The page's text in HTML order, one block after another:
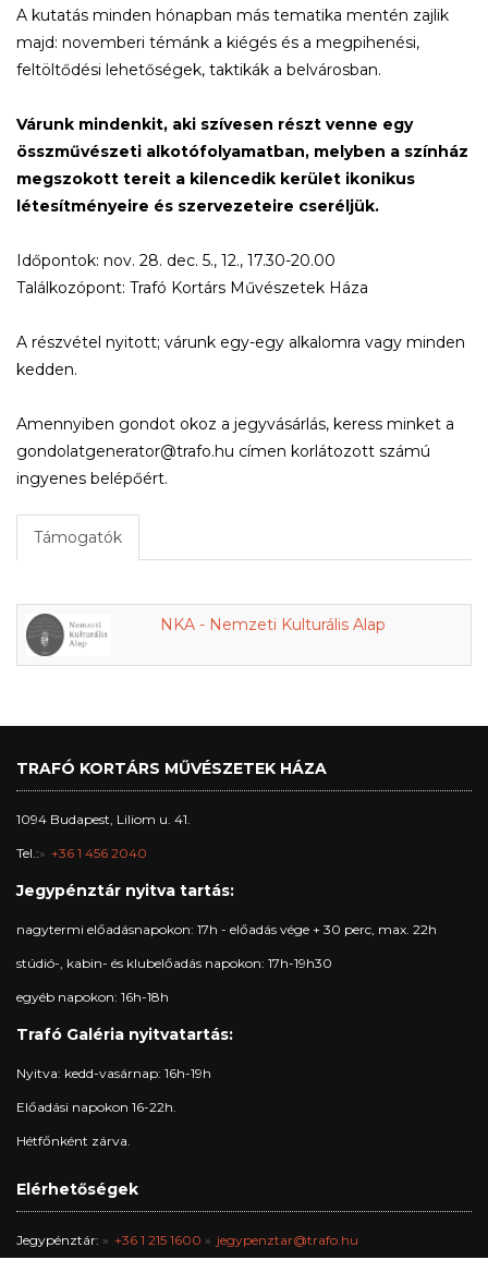
A kutatás minden hónapban más tematika mentén zajlik
majd: novemberi témánk a kiégés és a megpihenési,
feltöltődési lehetőségek, taktikák a belvárosban.
Várunk mindenkit, aki szívesen részt venne egy
összművészeti alkotófolyamatban, melyben a színház
megszokott tereit a kilencedik kerület ikonikus
létesítményeire és szervezeteire cseréljük.
Időpontok: nov. 28. dec. 5., 12., 17.30-20.00
Találkozópont: Trafó Kortárs Művészetek Háza
A részvétel nyitott; várunk egy-egy alkalomra vagy minden
kedden.
Amennyiben gondot okoz a jegyvásárlás, keress minket a
gondolatgenerator@trafo.hu címen korlátozott számú
ingyenes belépőért.
Támogatók
NKA - Nemzeti Kulturális Alap
TRAFÓ KORTÁRS MŰVÉSZETEK HÁZA
1094 Budapest, Liliom u. 41.
Tel.: +36 1 456 2040
Jegypénztár nyitva tartás:
nagytermi előadásnapokon: 17h - előadás vége + 30 perc, max. 22h
stúdió-, kabin- és klubelőadás napokon: 17h-19h30
egyéb napokon: 16h-18h
Trafó Galéria nyitvatartás:
Nyitva: kedd-vasárnap: 16h-19h
Előadási napokon 16-22h.
Hétfőnként zárva.
Elérhetőségek
Jegypénztár: +36 1 215 1600 jegypenztar@trafo.hu